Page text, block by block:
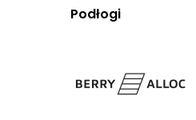
Podłogi